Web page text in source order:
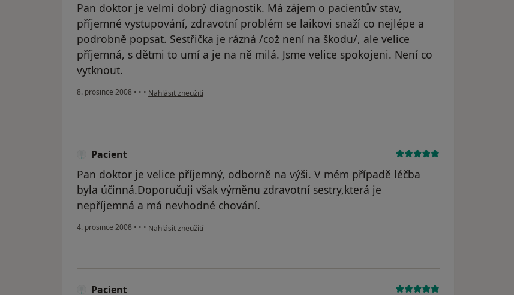
Pan doktor je velmi dobrý diagnostik. Má zájem o pacientův stav,
příjemné vystupování, zdravotní problém se laikovi snaží co nejlépe a
podrobně popsat. Sestřička je rázná /což není na škodu/, ale velice
příjemná, s dětmi to umí a je na ně milá. Jsme velice spokojeni. Není co
vytknout.
8. prosince 2008 • • • podle názoru uživatele Hloušková Z.
Nahlásit zneužití
Pacient
Pan doktor je velice příjemný, odborně na výši. V mém případě léčba
byla účinná.Doporučuji však výměnu zdravotní sestry,která je
nepříjemná a má nevhodné chování.
4. prosince 2008 • • • podle názoru uživatele Pacient
Nahlásit zneužití
Pacient